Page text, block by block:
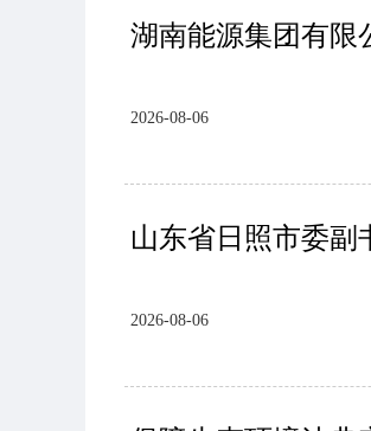
湖南能源集团有限
2026-08-06
山东省日照市委副
2026-08-06